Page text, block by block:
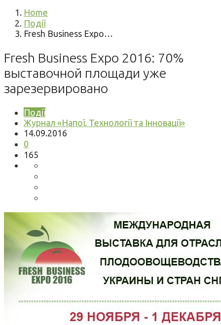
Home
Події
Fresh Business Expo…
Fresh Business Expo 2016: 70%
выставочной площади уже
зарезервировано
Події
Журнал «Напої. Технології та Інновації»
14.09.2016
0
165